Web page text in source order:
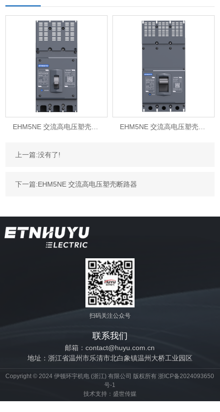
上一篇:没有了!
下一篇:EHM5NE 交流高电压塑壳断路器
扫码关注公众号
联系我们
邮箱：contact@huyu.com.cn
地址：浙江省温州市乐清市北白象镇温州大桥工业园区
Copyright © 2024 伊顿环宇机电 (浙江) 有限公司 版权所有浙ICP备2024093650
号-1
技术支持： 盛世传媒